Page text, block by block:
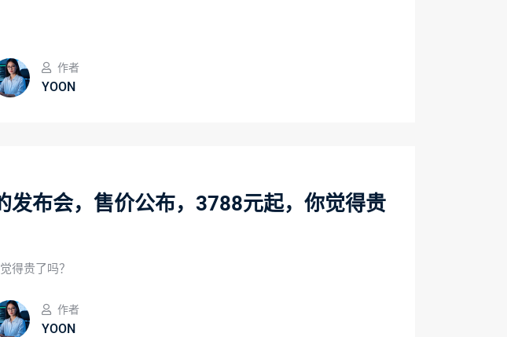
作者
YOON
布会，售价公布，3788元起，你觉得贵
得贵了吗？
作者
YOON